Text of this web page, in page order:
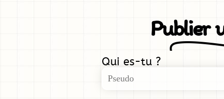
Publier
Qui es-tu ?